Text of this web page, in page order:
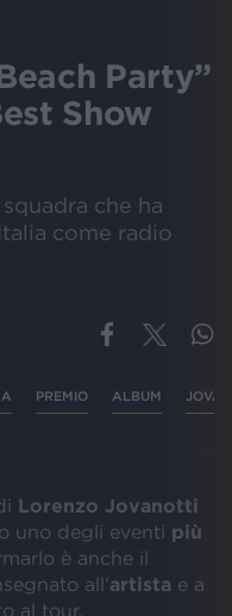
Party”
Show
che ha
come radio
PREMIO ALBUM
Lorenzo Jovanotti
uno degli eventi più
è anche il
all'artista e a
al tour.